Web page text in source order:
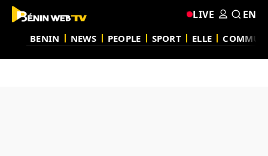
BENIN NEWS PEOPLE SPORT ELLE
LIVE EN